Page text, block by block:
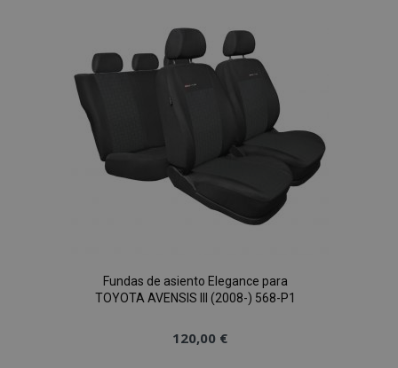
Deseos
Fundas de asiento Elegance para
TOYOTA AVENSIS III (2008-) 568-P1
120,00 €